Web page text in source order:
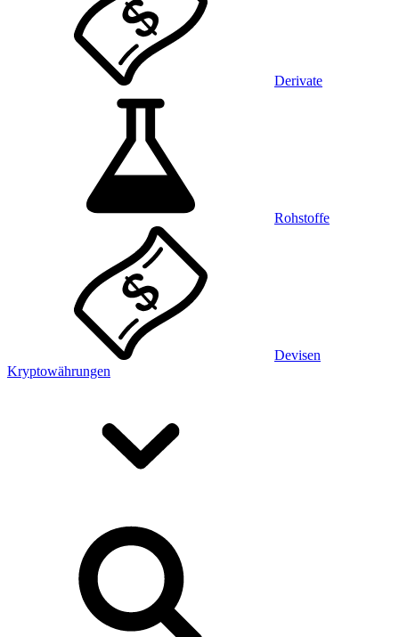
Derivate
Rohstoffe
Devisen
Kryptowährungen